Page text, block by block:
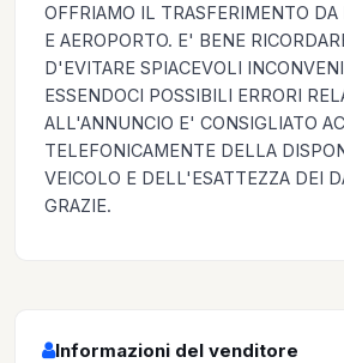
OFFRIAMO IL TRASFERIMENTO DA
E AEROPORTO. E' BENE
D'EVITARE SPIACEVOLI
ESSENDOCI POSSIBILI ERRORI
ALL'ANNUNCIO E' CONSIGLIATO
TELEFONICAMENTE DELLA
VEICOLO E DELL'ESATTEZZA DEI
GRAZIE.
Informazioni del venditore